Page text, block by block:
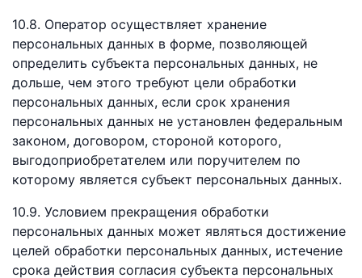
10.8. Оператор осуществляет хранение
персональных данных в форме, позволяющей
определить субъекта персональных данных, не
дольше, чем этого требуют цели обработки
персональных данных, если срок хранения
персональных данных не установлен федеральным
законом, договором, стороной которого,
выгодоприобретателем или поручителем по
которому является субъект персональных данных.
10.9. Условием прекращения обработки
персональных данных может являться достижение
целей обработки персональных данных, истечение
срока действия согласия субъекта персональных